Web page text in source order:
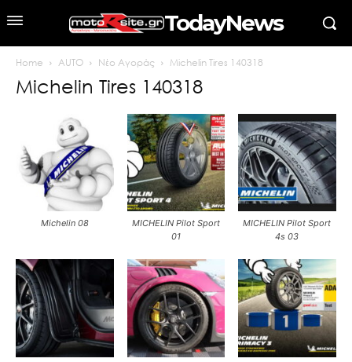
TodayNews
Home AUTO Νέο Αγοράς Michelin Tires 140318
Michelin Tires 140318
Michelin 08
MICHELIN Pilot Sport
01
MICHELIN Pilot Sport
4s 03